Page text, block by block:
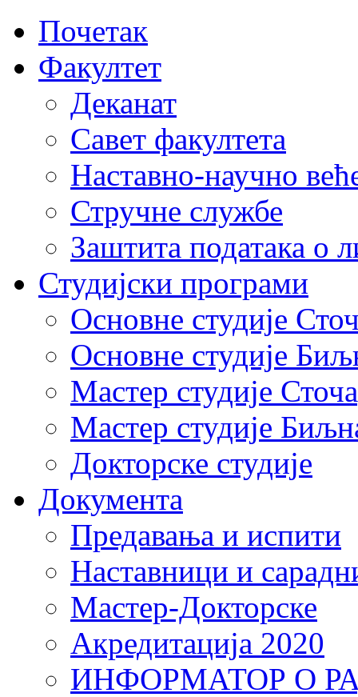
Почетак
Факултет
Деканат
Савет факултета
Наставно-научно
Стручне службе
Заштита података о
Студијски програми
Основне студије
Основне студије
Мастер студије
Мастер студије
Докторске студије
Документа
Предавања и испити
Наставници и
Мастер-Докторске
Акредитација 2020
ИНФОРМАТОР О